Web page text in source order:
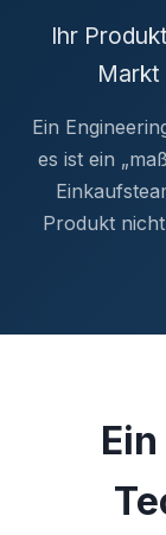
Ihr
Markt
Ein
es ist ein
Produkt